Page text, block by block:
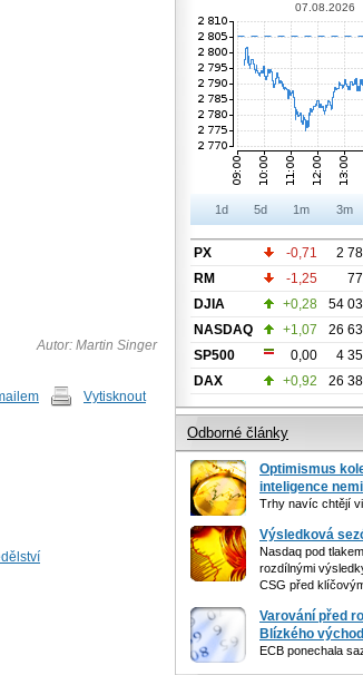
Autor: Martin Singer
Vytisknout
07.08.2026
1d 5d 1m 3m
PX -0,71 2
RM
-1,25
DJIA
+0,28 54
NASDAQ
+1,07 26
SP500
0,00 4
DAX
+0,92 26
Odborné články
Optimismus
inteligence
Trhy navíc chtějí
Výsledková
Nasdaq pod
rozdílnými
CSG před
Varování před
Blízkého
ECB ponechala